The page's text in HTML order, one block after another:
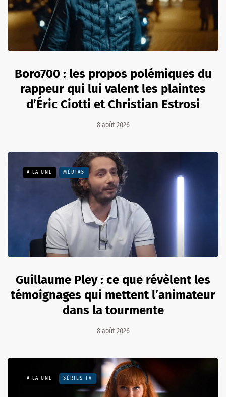
Boro700 : les propos polémiques du
rappeur qui lui valent les plaintes
d’Éric Ciotti et Christian Estrosi
8 août 2026
A LA UNE MÉDIAS
Guillaume Pley : ce que révèlent les
témoignages qui mettent l’animateur
dans la tourmente
8 août 2026
A LA UNE SÉRIES TV